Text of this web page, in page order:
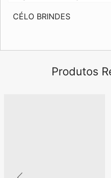
CÉLO BRINDES
Produtos